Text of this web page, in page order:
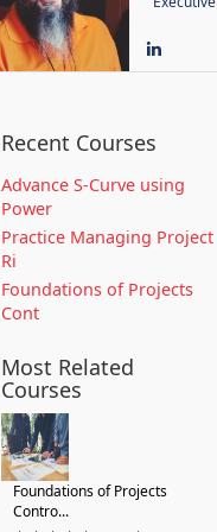
Recent Courses
Advance S-Curve using
Power
Practice Managing Project
Ri
Foundations of Projects
Cont
Most Related
Courses
Foundations of Projects
Contro...